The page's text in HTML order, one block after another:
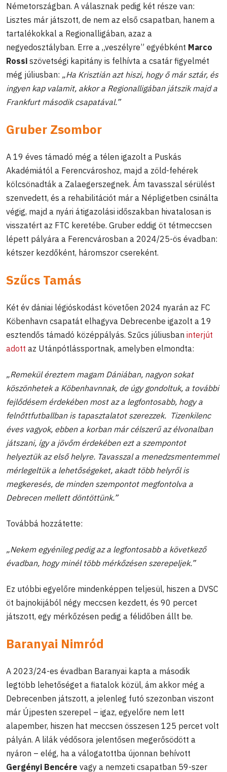
Németországban. A válasznak pedig két része van:
Lisztes már játszott, de nem az első csapatban, hanem a
tartalékokkal a Regionalligában, azaz a
negyedosztályban. Erre a „veszélyre” egyébként Marco
Rossi szövetségi kapitány is felhívta a csatár figyelmét
még júliusban: „Ha Krisztián azt hiszi, hogy ő már sztár, és
ingyen kap valamit, akkor a Regionalligában játszik majd a
Frankfurt második csapatával.”
Gruber Zsombor
A 19 éves támadó még a télen igazolt a Puskás
Akadémiától a Ferencvároshoz, majd a zöld-fehérek
kölcsönadták a Zalaegerszegnek. Ám tavasszal sérülést
szenvedett, és a rehabilitációt már a Népligetben csinálta
végig, majd a nyári átigazolási időszakban hivatalosan is
visszatért az FTC keretébe. Gruber eddig öt tétmeccsen
lépett pályára a Ferencvárosban a 2024/25-ös évadban:
kétszer kezdőként, háromszor csereként.
Szűcs Tamás
Két év dániai légióskodást követően 2024 nyarán az FC
Köbenhavn csapatát elhagyva Debrecenbe igazolt a 19
esztendős támadó középpályás. Szűcs júliusban interjút
adott az Utánpótlássportnak, amelyben elmondta:
„Remekül éreztem magam Dániában, nagyon sokat
köszönhetek a Köbenhavnnak, de úgy gondoltuk, a további
fejlődésem érdekében most az a legfontosabb, hogy a
felnőttfutballban is tapasztalatot szerezzek. Tizenkilenc
éves vagyok, ebben a korban már célszerű az élvonalban
játszani, így a jövőm érdekében ezt a szempontot
helyeztük az első helyre. Tavasszal a menedzsmentemmel
mérlegeltük a lehetőségeket, akadt több helyről is
megkeresés, de minden szempontot megfontolva a
Debrecen mellett döntöttünk.”
Továbbá hozzátette:
„Nekem egyénileg pedig az a legfontosabb a következő
évadban, hogy minél több mérkőzésen szerepeljek.”
Ez utóbbi egyelőre mindenképpen teljesül, hiszen a DVSC
öt bajnokijából négy meccsen kezdett, és 90 percet
játszott, egy mérkőzésen pedig a félidőben állt be.
Baranyai Nimród
A 2023/24-es évadban Baranyai kapta a második
legtöbb lehetőséget a fiatalok közül, ám akkor még a
Debrecenben játszott, a jelenleg futó szezonban viszont
már Újpesten szerepel – igaz, egyelőre nem lett
alapember, hiszen hat meccsen összesen 125 percet volt
pályán. A lilák védősora jelentősen megerősödött a
nyáron – elég, ha a válogatottba újonnan behívott
Gergényi Bencére vagy a nemzeti csapatban 59-szer